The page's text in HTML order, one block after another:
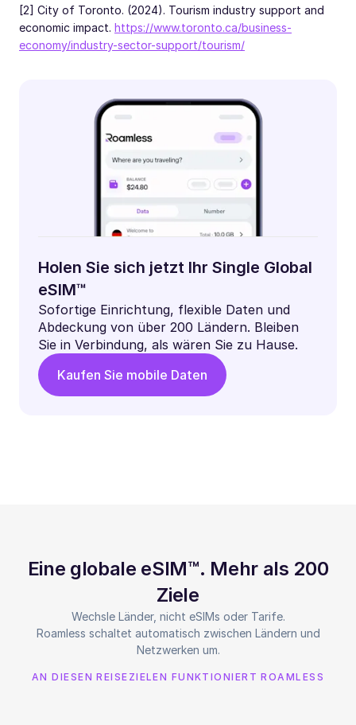
[2] City of Toronto. (2024). Tourism industry support and
economic impact. https://www.toronto.ca/business-
economy/industry-sector-support/tourism/
Holen Sie sich jetzt Ihr Single Global
eSIM™
Sofortige Einrichtung, flexible Daten und
Abdeckung von über 200 Ländern. Bleiben
Sie in Verbindung, als wären Sie zu Hause.
Kaufen Sie mobile Daten
Eine globale eSIM™. Mehr als 200
Ziele
Wechsle Länder, nicht eSIMs oder Tarife.
Roamless schaltet automatisch zwischen Ländern und
Netzwerken um.
AN DIESEN REISEZIELEN FUNKTIONIERT ROAMLESS